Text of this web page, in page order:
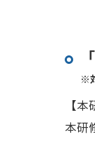
※
【
本研